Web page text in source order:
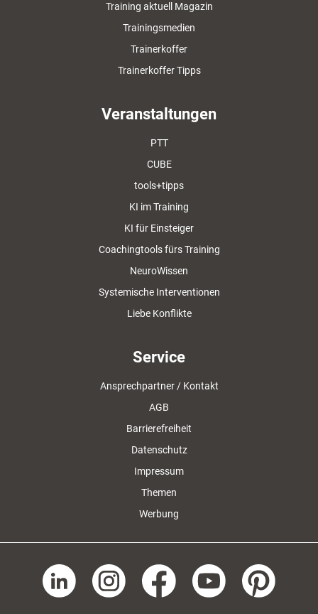
Training aktuell Magazin
Trainingsmedien
Trainerkoffer
Trainerkoffer Tipps
Veranstaltungen
PTT
CUBE
tools+tipps
KI im Training
KI für Einsteiger
Coachingtools fürs Training
NeuroWissen
Systemische Interventionen
Liebe Konflikte
Service
Ansprechpartner / Kontakt
AGB
Barrierefreiheit
Datenschutz
Impressum
Themen
Werbung